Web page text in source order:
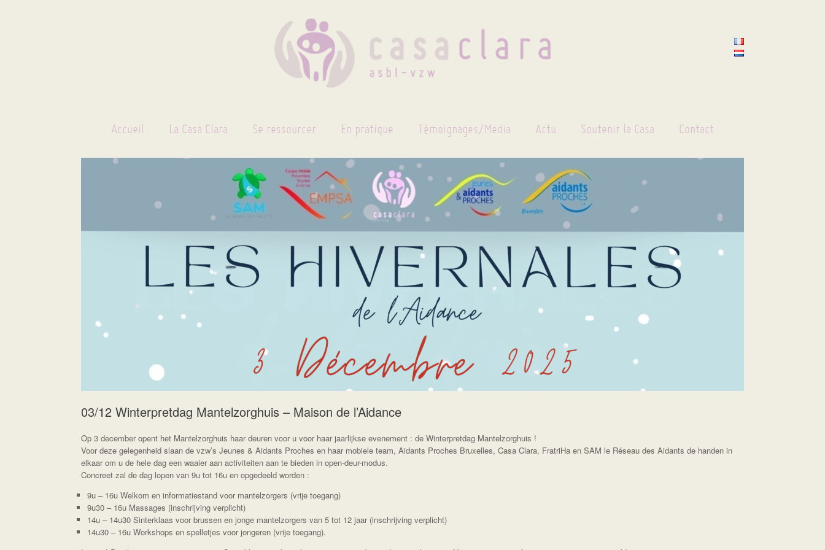
Accueil La Casa Clara Se ressourcer En pratique Témoignages/Media Actu Soutenir la Casa Contact
03/12 Winterpretdag Mantelzorghuis – Maison de l’Aidance
Op 3 december opent het Mantelzorghuis haar deuren voor u voor haar jaarlijkse evenement : de Winterpretdag Mantelzorghuis !
Voor deze gelegenheid slaan de vzw’s Jeunes & Aidants Proches en haar mobiele team, Aidants Proches Bruxelles, Casa Clara, FratriHa en SAM le Réseau des Aidants de handen in
elkaar om u de hele dag een waaier aan activiteiten aan te bieden in open-deur-modus.
Concreet zal de dag lopen van 9u tot 16u en opgedeeld worden :
9u – 16u Welkom en informatiestand voor mantelzorgers (vrije toegang)
9u30 – 16u Massages (inschrijving verplicht)
14u – 14u30 Sinterklaas voor brussen en jonge mantelzorgers van 5 tot 12 jaar (inschrijving verplicht)
14u30 – 16u Workshops en spelletjes voor jongeren (vrije toegang).